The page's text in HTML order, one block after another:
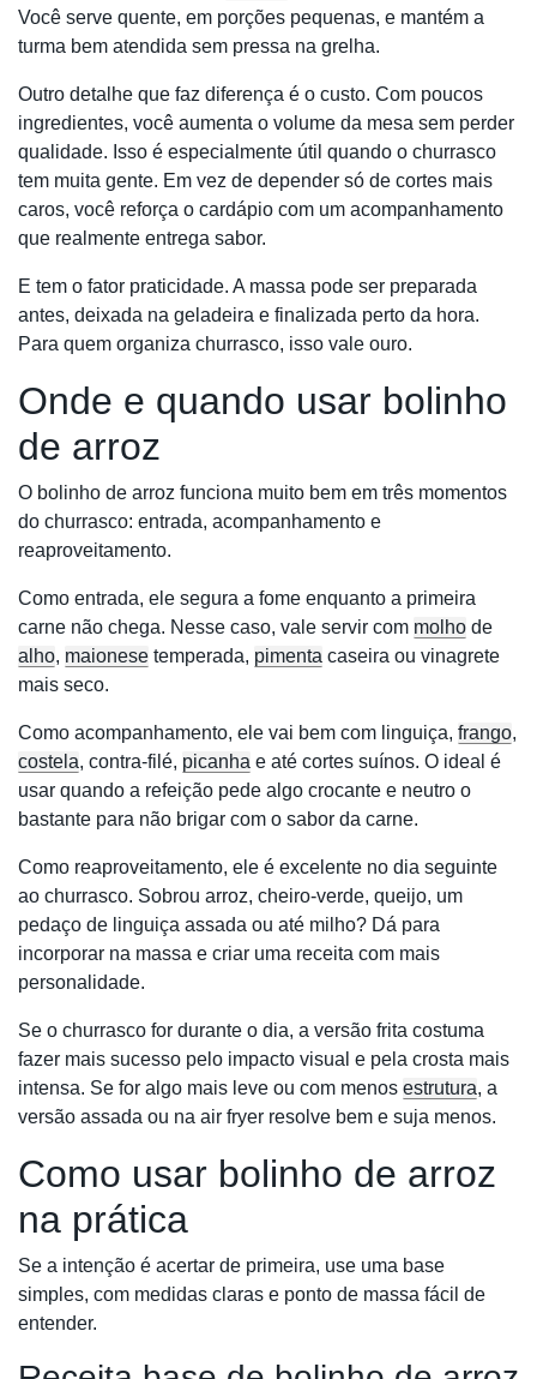
Você serve quente, em porções pequenas, e mantém a
turma bem atendida sem pressa na grelha.
Outro detalhe que faz diferença é o custo. Com poucos
ingredientes, você aumenta o volume da mesa sem perder
qualidade. Isso é especialmente útil quando o churrasco
tem muita gente. Em vez de depender só de cortes mais
caros, você reforça o cardápio com um acompanhamento
que realmente entrega sabor.
E tem o fator praticidade. A massa pode ser preparada
antes, deixada na geladeira e finalizada perto da hora.
Para quem organiza churrasco, isso vale ouro.
Onde e quando usar bolinho
de arroz
O bolinho de arroz funciona muito bem em três momentos
do churrasco: entrada, acompanhamento e
reaproveitamento.
Como entrada, ele segura a fome enquanto a primeira
carne não chega. Nesse caso, vale servir com molho de
alho, maionese temperada, pimenta caseira ou vinagrete
mais seco.
Como acompanhamento, ele vai bem com linguiça, frango,
costela, contra-filé, picanha e até cortes suínos. O ideal é
usar quando a refeição pede algo crocante e neutro o
bastante para não brigar com o sabor da carne.
Como reaproveitamento, ele é excelente no dia seguinte
ao churrasco. Sobrou arroz, cheiro-verde, queijo, um
pedaço de linguiça assada ou até milho? Dá para
incorporar na massa e criar uma receita com mais
personalidade.
Se o churrasco for durante o dia, a versão frita costuma
fazer mais sucesso pelo impacto visual e pela crosta mais
intensa. Se for algo mais leve ou com menos estrutura, a
versão assada ou na air fryer resolve bem e suja menos.
Como usar bolinho de arroz
na prática
Se a intenção é acertar de primeira, use uma base
simples, com medidas claras e ponto de massa fácil de
entender.